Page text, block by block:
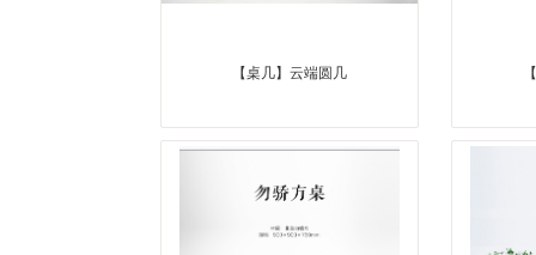
【桌几】云端圆几